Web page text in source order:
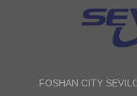
FOSHAN CITY